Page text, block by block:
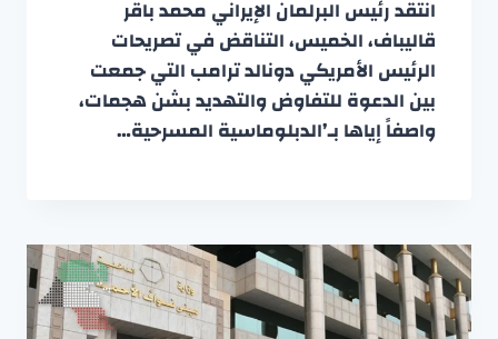
انتقد رئيس البرلمان الإيراني محمد باقر
قاليباف، الخميس، التناقض في تصريحات
الرئيس الأمريكي دونالد ترامب التي جمعت
بين الدعوة للتفاوض والتهديد بشن هجمات،
واصفاً إياها بـ’الدبلوماسية المسرحية…